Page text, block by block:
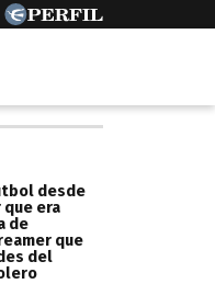
desde
era
de
que
del